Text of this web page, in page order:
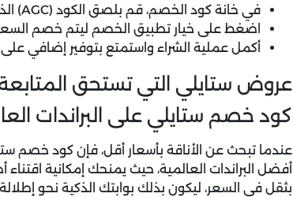
في خانة كود الخصم، قم بلصق الكود (AGC
)
اضغط على خيار تطبيق الخصم ليتم خصم
أكمل عملية الشراء واستمتع بتوفير إضافي
عروض ستايلي التي تستحق
كود خصم ستايلي على البراندات
عندما تبحث عن الأناقة بأسعار أقل، فإن كود خصم
أفضل البراندات العالمية، حيث يمنحك إمكانية
بثقل في السعر، ليكون بذلك بوابتك الذكية نحو